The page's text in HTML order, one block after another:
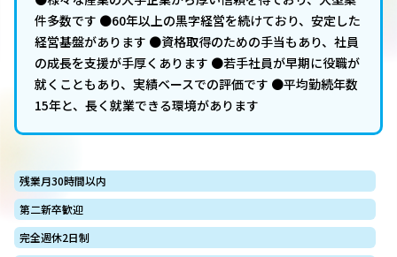
件多数です ●60年以上の黒字経営を続けており、安定した
経営基盤があります ●資格取得のための手当もあり、社員
の成長を支援が手厚くあります ●若手社員が早期に役職が
就くこともあり、実績ベースでの評価です ●平均勤続年数
15年と、長く就業できる環境があります
残業月30時間以内
第二新卒歓迎
完全週休2日制